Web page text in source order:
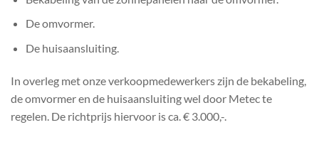
De omvormer.
De huisaansluiting.
In overleg met onze verkoopmedewerkers zijn de bekabeling,
de omvormer en de huisaansluiting wel door Metec te
regelen. De richtprijs hiervoor is ca. € 3.000,-.